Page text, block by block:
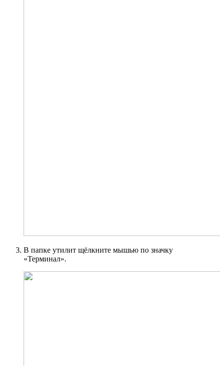
В папке утилит щёлкните мышью по значку
«Терминал».